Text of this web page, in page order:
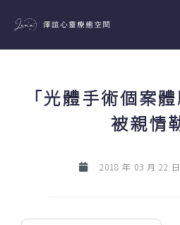
主
「光體手術個案
被親情
2018 年 03 月 22 日